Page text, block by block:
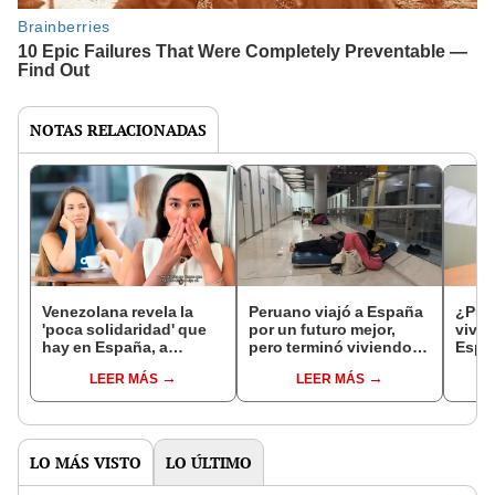
NOTAS RELACIONADAS
Venezolana revela la
'poca solidaridad' que
hay en España, a
Latinoamérica: "Cultura
del no servicio"
LEER MÁS
Peruano viajó a España
por un futuro mejor,
pero terminó viviendo
MadridLEER MÁS
LO MÁS VISTO LO ÚLTIMO